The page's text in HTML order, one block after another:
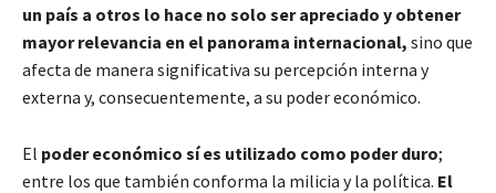
un país a otros lo hace no solo ser apreciado y obtener
mayor relevancia en el panorama internacional, sino que
afecta de manera significativa su percepción interna y
externa y, consecuentemente, a su poder económico.
El poder económico sí es utilizado como poder duro;
entre los que también conforma la milicia y la política. El